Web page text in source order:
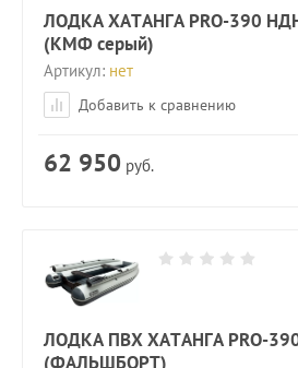
ЛОДКА ХАТАНГА PRO-390
(КМФ серый)
Артикул: нет
Добавить к сравнению
62 950 руб.
ЛОДКА ПВХ ХАТАНГА PRO-
(ФАЛЬШБОРТ)